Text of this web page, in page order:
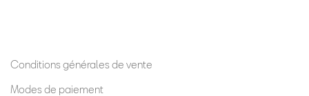
Conditions générales de vente
Modes de paiement